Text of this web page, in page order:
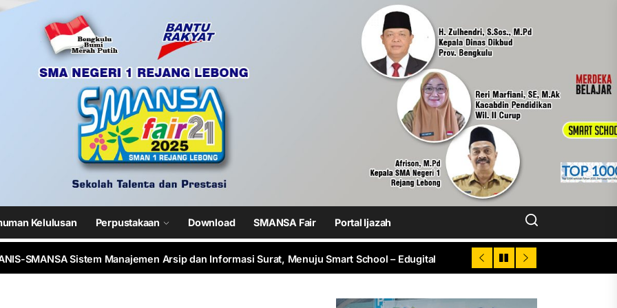
Kelulusan Perpustakaan Download SMANSA Fair Portal Ijazah
SMANSA Pramabansa Juara Umum di Mahoni Championship XXIII 2026
1 Rejang Lebong Masuk Top 100 Nasional SIMT Kemendikdasmen, Peringkat 75 dari 9.300 SMA Indonesia
0409/Rejang Lebong Renovasi Lapangan Basket SMAN 1 untuk Tingkatkan Prestasi Siswa
SMANSA Sistem Manajemen Arsip dan Informasi Surat, Menuju Smart School – Edugital
4 Pilar MPR SMAN 1 RL, Wakili Rejang Lebong Menuju Tingkat Provinsi